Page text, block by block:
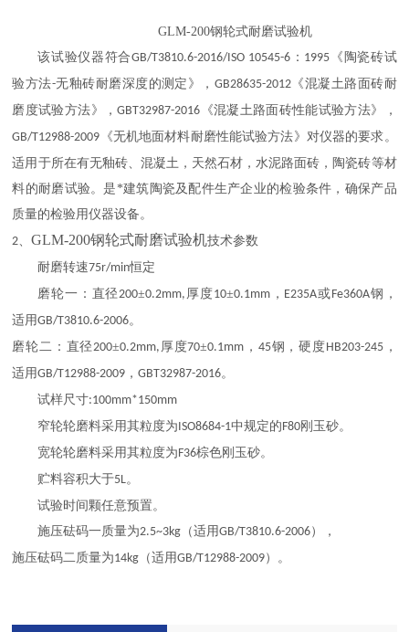
GLM-200钢轮式耐磨试验机
该试验仪器符合GB/T3810.6-2016/ISO 10545-6： 1995 《陶瓷砖试
验方法-无釉砖耐磨深度的测定》， GB28635-2012《混凝土路面砖耐
磨度试验方法》，GBT32987-2016 《混凝土路面砖性能试验方法》，
GB/T12988-2009 《无机地面材料耐磨性能试验方法》对仪器的要求。
适用于所在有无釉砖、混凝土，天然石材，水泥路面砖，陶瓷砖等材
料的耐磨试验。是*建筑陶瓷及配件生产企业的检验条件，确保产品
质量的检验用仪器设备。
2、GLM-200钢轮式耐磨试验机技术参数
耐磨转速75r/min恒定
磨轮一：直径200±0.2mm, 厚度10±0.1mm， E235A或Fe360A钢，
适用GB/T3810.6-2006。
磨轮二：直径200±0.2mm, 厚度70±0.1mm ， 45钢，硬度HB203-245，
适用GB/T12988-2009 ，GBT32987-2016。
试样尺寸:100mm*150mm
窄轮轮磨料采用其粒度为ISO8684-1中规定的F80刚玉砂。
宽轮轮磨料采用其粒度为F36棕色刚玉砂。
贮料容积大于5L。
试验时间颗任意预置。
施压砝码一质量为2.5~3kg （适用GB/T3810.6-2006），
施压砝码二质量为14kg （适用GB/T12988-2009）。